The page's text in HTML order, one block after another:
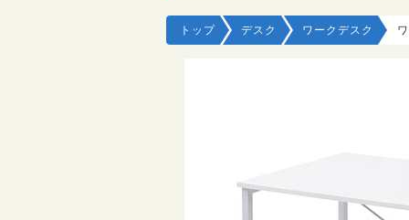
トップ デスク ワークデスク